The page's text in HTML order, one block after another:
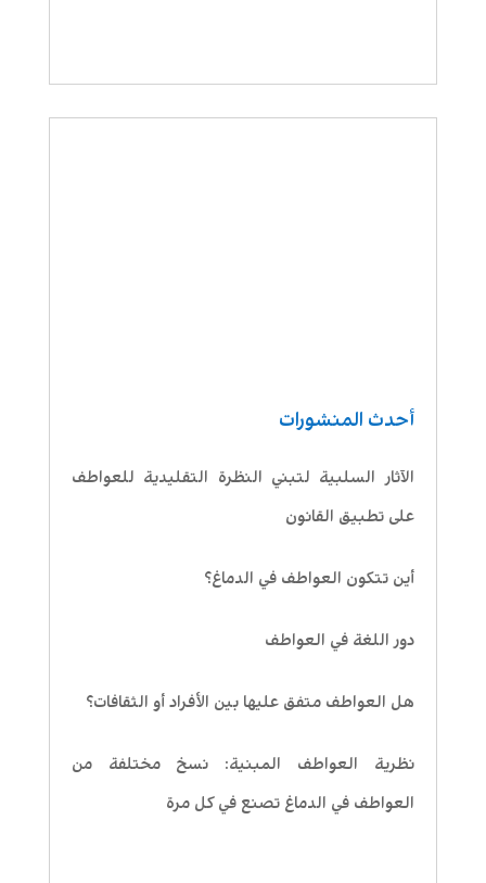
أحدث المنشورات
الآثار السلبية لتبني النظرة التقليدية للعواطف
على تطبيق القانون
أين تتكون العواطف في الدماغ؟
دور اللغة في العواطف
هل العواطف متفق عليها بين الأفراد أو الثقافات؟
نظرية العواطف المبنية: نسخ مختلفة من
العواطف في الدماغ تصنع في كل مرة